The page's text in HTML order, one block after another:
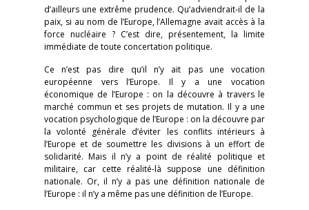
d’ailleurs une extrême prudence. Qu’adviendrait-il de la
paix, si au nom de l’Europe, l’Allemagne avait accès à la
force nucléaire ? C’est dire, présentement, la limite
immédiate de toute concertation politique.
Ce n’est pas dire qu’il n’y ait pas une vocation
européenne vers l’Europe. Il y a une vocation
économique de l’Europe : on la découvre à travers le
marché commun et ses projets de mutation. Il y a une
vocation psychologique de l’Europe : on la découvre par
la volonté générale d’éviter les conflits intérieurs à
l’Europe et de soumettre les divisions à un effort de
solidarité. Mais il n’y a point de réalité politique et
militaire, car cette réalité-là suppose une définition
nationale. Or, il n’y a pas une définition nationale de
l’Europe : il n’y a même pas une définition de l’Europe.